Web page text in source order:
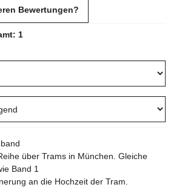
Bewertungen?
1
über Trams in München. Gleiche
Band 1
an die Hochzeit der Tram.